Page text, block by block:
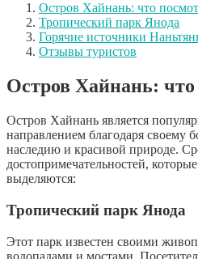
Остров Хайнань: что
Тропический парк Янода
Горячие источники
Отзывы туристов
Остров Хайнань: что
Остров Хайнань является
направлением благодаря своему
наследию и красивой природе.
достопримечательностей,
выделяются:
Тропический парк Янода
Этот парк известен своими
водопадами и мостами.